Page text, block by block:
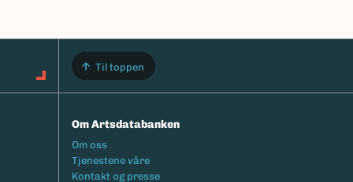
Til toppen
Om Artsdatabanken
Footermeny
Om oss
Tjenestene våre
Kontakt og presse